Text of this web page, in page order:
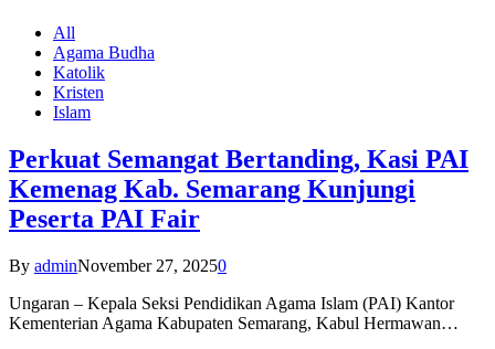
All
Agama Budha
Katolik
Kristen
Islam
Perkuat Semangat Bertanding, Kasi PAI
Kemenag Kab. Semarang Kunjungi
Peserta PAI Fair
By adminNovember 27, 20250
Ungaran – Kepala Seksi Pendidikan Agama Islam (PAI) Kantor
Kementerian Agama Kabupaten Semarang, Kabul Hermawan…